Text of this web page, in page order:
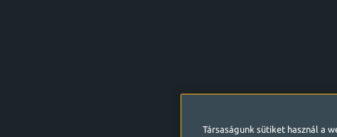
Társaságunk sütiket használ a